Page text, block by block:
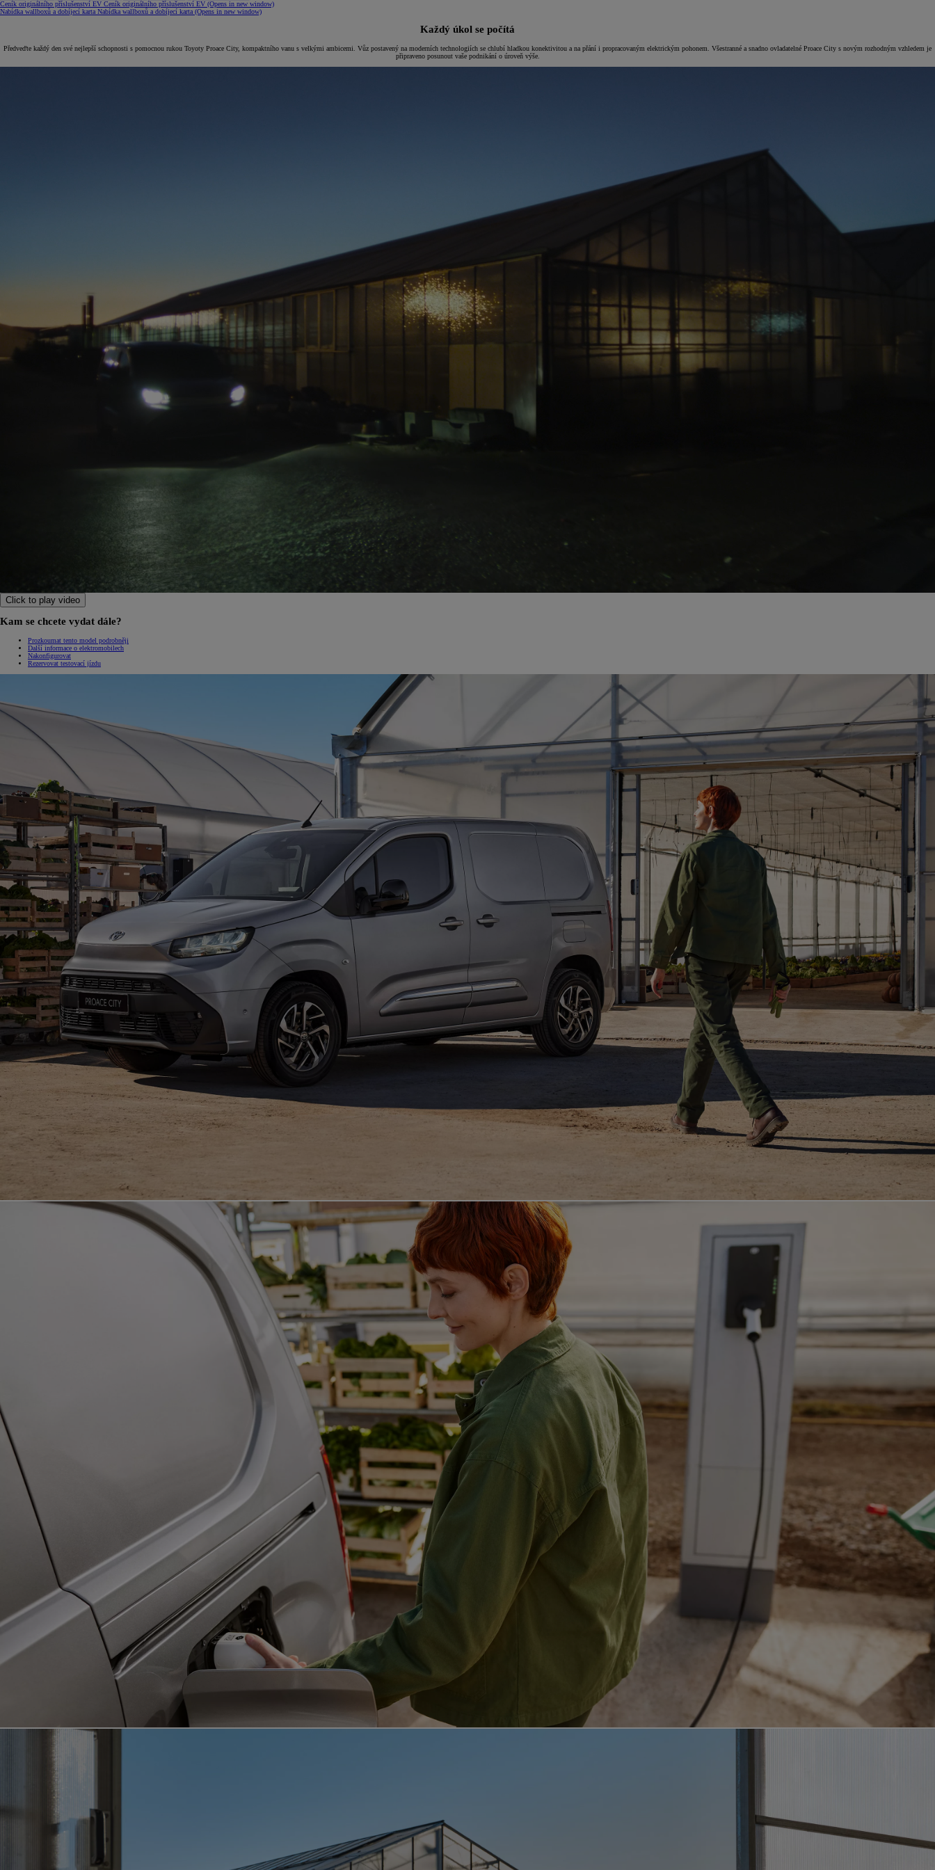
HYBRID
Ceník originálního příslušenství EV Ceník originálního příslušenství EV (Opens in new window)
Nabídka wallboxů a dobíjecí karta Nabídka wallboxů a dobíjecí karta (Opens in new window)
Každý úkol se počítá
Předveďte každý den své nejlepší schopnosti s pomocnou rukou Toyoty Proace City, kompaktního vanu s velkými ambicemi. Vůz postavený na moderních technologiích se chlubí hladkou konektivitou a na přání i propracovaným elektrickým pohonem. Všestranné a snadno ovladatelné Proace City s novým rozhodným vzhledem je
připraveno posunout vaše podnikání o úroveň výše.
Click to play video
Kam se chcete vydat dále?
Prozkoumat tento model podrobněji
Další informace o elektromobilech
Nakonfigurovat
Rezervovat testovací jízdu